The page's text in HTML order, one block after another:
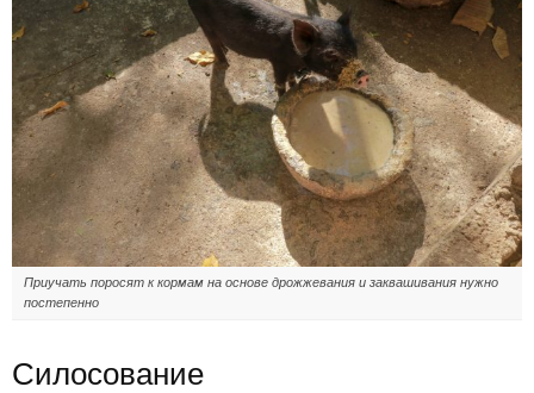
Приучать поросят к кормам на основе дрожжевания и заквашивания нужно
постепенно
Силосование